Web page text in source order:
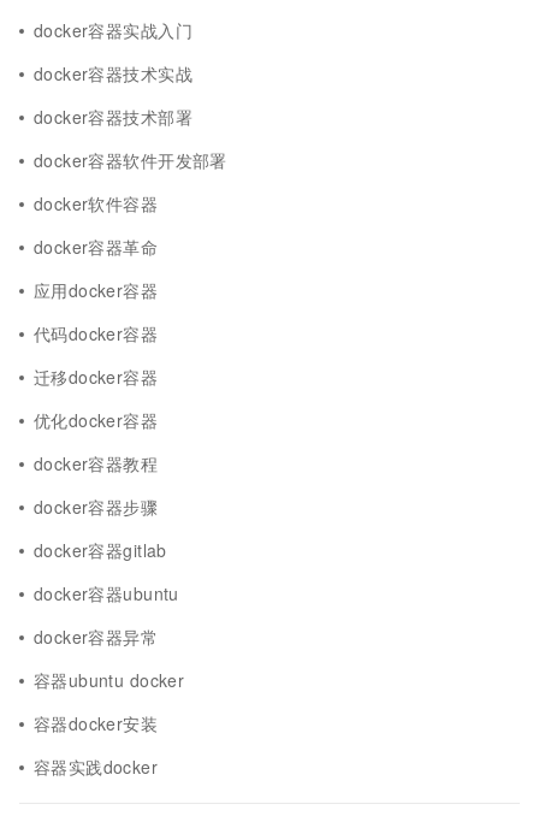
docker容器实战入门
docker容器技术实战
docker容器技术部署
docker容器软件开发部署
docker软件容器
docker容器革命
应用docker容器
代码docker容器
迁移docker容器
优化docker容器
docker容器教程
docker容器步骤
docker容器gitlab
docker容器ubuntu
docker容器异常
容器ubuntu docker
容器docker安装
容器实践docker